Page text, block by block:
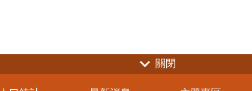
關閉